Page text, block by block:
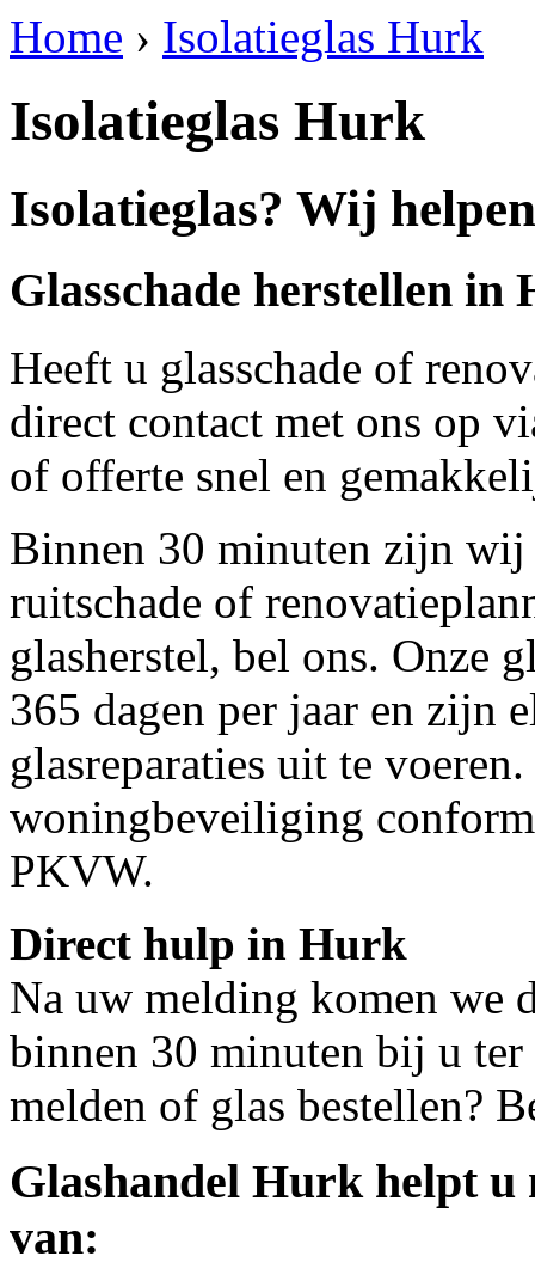
Home › Isolatieglas Hurk
Isolatieglas Hurk
Isolatieglas? Wij
Glasschade herstellen in
Heeft u glasschade of
direct contact met ons op
of offerte snel en
Binnen 30 minuten zijn wij
ruitschade of
glasherstel, bel ons. Onze
365 dagen per jaar en zijn
glasreparaties uit te
woningbeveiliging
PKVW.
Direct hulp in Hurk
Na uw melding komen we
binnen 30 minuten bij u ter
melden of glas bestellen?
Glashandel Hurk helpt u
van: